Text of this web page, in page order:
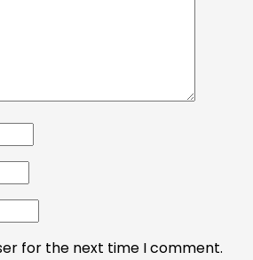
for the next time I comment.